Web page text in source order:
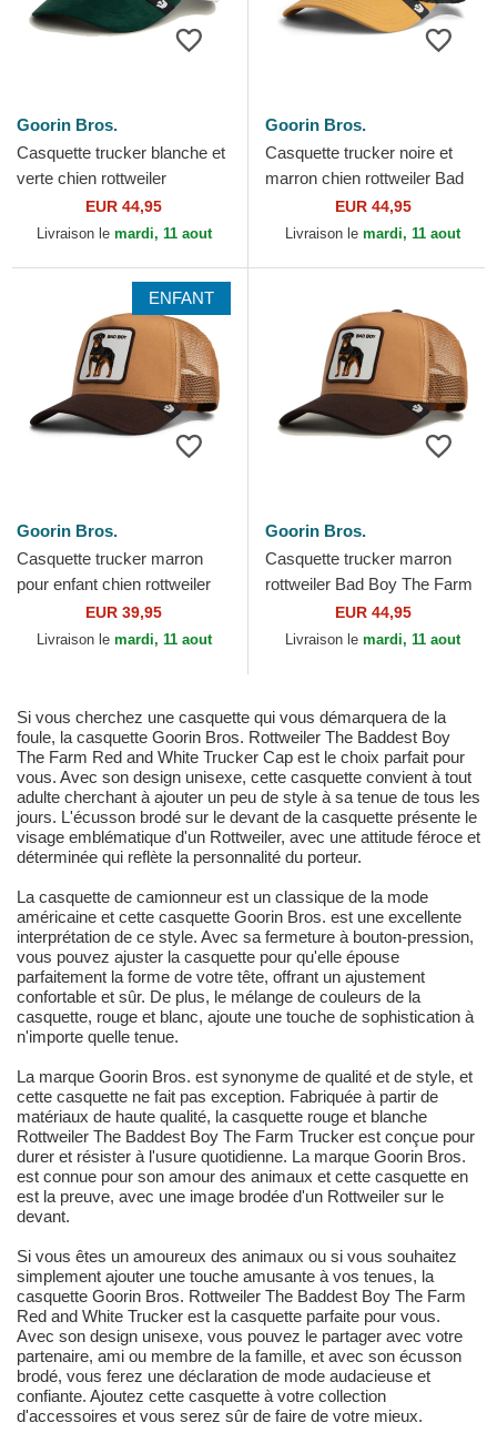
Goorin Bros.
Casquette trucker blanche et
verte chien rottweiler
Microsuede Bad Boy The
Farm Goorin Bros.
EUR 44,95
Livraison le mardi, 11 aout
Goorin Bros.
Casquette trucker noire et
marron chien rottweiler Bad
Boy The Farm Goorin Bros.
EUR 44,95
Livraison le mardi, 11 aout
ENFANT
Goorin Bros.
Casquette trucker marron
pour enfant chien rottweiler
Bad Boy Mini The Farm
Goorin Bros.
EUR 39,95
Livraison le mardi, 11 aout
Goorin Bros.
Casquette trucker marron
rottweiler Bad Boy The Farm
Goorin Bros.EUR 44,95
Livraison le mardi, 11 aout
Si vous cherchez une casquette qui vous démarquera de la
foule, la casquette Goorin Bros. Rottweiler The Baddest Boy
The Farm Red and White Trucker Cap est le choix parfait pour
vous. Avec son design unisexe, cette casquette convient à tout
adulte cherchant à ajouter un peu de style à sa tenue de tous les
jours. L'écusson brodé sur le devant de la casquette présente le
visage emblématique d'un Rottweiler, avec une attitude féroce et
déterminée qui reflète la personnalité du porteur.
La casquette de camionneur est un classique de la mode
américaine et cette casquette Goorin Bros. est une excellente
interprétation de ce style. Avec sa fermeture à bouton-pression,
vous pouvez ajuster la casquette pour qu'elle épouse
parfaitement la forme de votre tête, offrant un ajustement
confortable et sûr. De plus, le mélange de couleurs de la
casquette, rouge et blanc, ajoute une touche de sophistication à
n'importe quelle tenue.
La marque Goorin Bros. est synonyme de qualité et de style, et
cette casquette ne fait pas exception. Fabriquée à partir de
matériaux de haute qualité, la casquette rouge et blanche
Rottweiler The Baddest Boy The Farm Trucker est conçue pour
durer et résister à l'usure quotidienne. La marque Goorin Bros.
est connue pour son amour des animaux et cette casquette en
est la preuve, avec une image brodée d'un Rottweiler sur le
devant.
Si vous êtes un amoureux des animaux ou si vous souhaitez
simplement ajouter une touche amusante à vos tenues, la
casquette Goorin Bros. Rottweiler The Baddest Boy The Farm
Red and White Trucker est la casquette parfaite pour vous.
Avec son design unisexe, vous pouvez le partager avec votre
partenaire, ami ou membre de la famille, et avec son écusson
brodé, vous ferez une déclaration de mode audacieuse et
confiante. Ajoutez cette casquette à votre collection
d'accessoires et vous serez sûr de faire de votre mieux.